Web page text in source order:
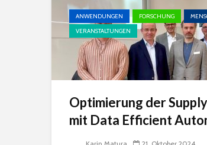
ANWENDUNGEN FORSCHUNG
VERANSTALTUNGEN
Optimierung der
mit Data Efficient